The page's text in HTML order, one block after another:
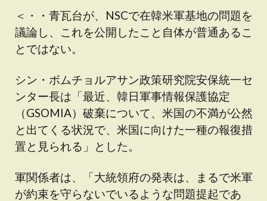
＜・・青瓦台が、NSCで在韓米軍基地の問題を
議論し、これを公開したこと自体が普通あるこ
とではない。
シン・ボムチョルアサン政策研究院安保統一セ
ンター長は「最近、韓日軍事情報保護協定
（GSOMIA）破棄について、米国の不満が公然
と出てくる状況で、米国に向けた一種の報復措
置と見られる」とした。
軍関係者は、「大統領府の発表は、まるで米軍
が約束を守らないでいるような問題提起であ